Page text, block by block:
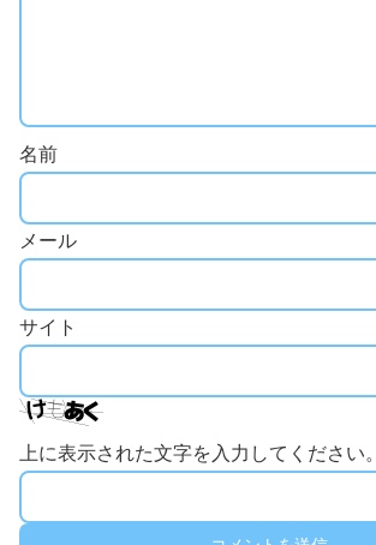
名前
メール
サイト
上に表示された文字を入力してください。